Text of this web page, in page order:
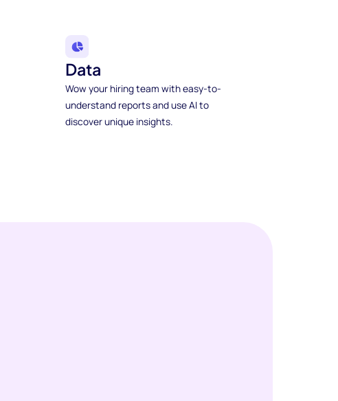
Data
Wow your hiring team with easy-to-
understand reports and use AI to
discover unique insights.